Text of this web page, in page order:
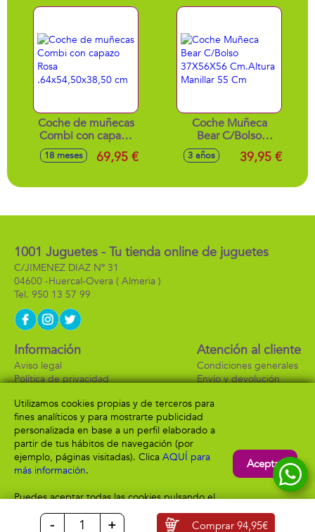
- + Comprar94,95€
Coche de muñecas
Combi con capazo
Rosa
.64x54,50x38,50
18 meses 69,95 €
Coche Muñeca
Bear C/Bolso
37X56X56
Cm.Altura Manillar
3 años 39,95 €
1001 Juguetes - Tu tienda online de juguetes
C/JIMENEZ DIAZ Nº 31
04600 -Huercal-Overa ( Almeria )
950 13 57 99
Información
Aviso legal
Política de privacidad
Atención al cliente
Condiciones generales
Envío y devolución
Formas de pago
Utilizamos cookies propias y de terceros para
fines analíticos y para mostrarte publicidad
personalizada en base a un perfil elaborado a
partir de tus hábitos de navegación (por
ejemplo, páginas visitadas). Clica AQUÍ para
más información.
Puedes aceptar todas las cookies pulsando el
botón “Aceptar” o configurarlas o rechazar su
uso clicando
AQUÍ
Aceptar